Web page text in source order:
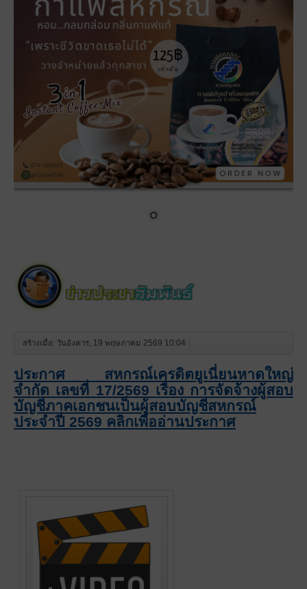
สร้างเมื่อ: วันอังคาร, 19 พฤษภาคม 2569 10:04
ประกาศ สหกรณ์เครดิตยูเนี่ยนหาดใหญ่
จำกัด เลขที่ 17/2569 เรื่อง การจัดจ้างผู้สอบ
บัญชีภาคเอกชนเป็นผู้สอบบัญชีสหกรณ์
ประจำปี 2569 คลิกเพื่ออ่านประกาศ